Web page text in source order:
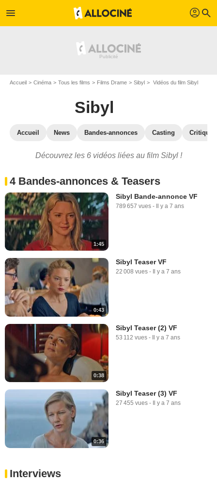
menu profil search
Accueil Cinéma Tous les films Films Drame Sibyl Vidéos du film Sibyl
Sibyl
Accueil News Bandes-annonces Casting
Découvrez les 6 vidéos liées au film Sibyl !
4 Bandes-annonces & Teasers
1:45
Sibyl Bande-annonce VF
789 657 vues - Il y a 7 ans
0:43
Sibyl Teaser VF
22 008 vues - Il y a 7 ans
0:38
Sibyl Teaser (2) VF
53 112 vues - Il y a 7 ans
0:36
Sibyl Teaser (3) VF
27 455 vues - Il y a 7 ans
Interviews